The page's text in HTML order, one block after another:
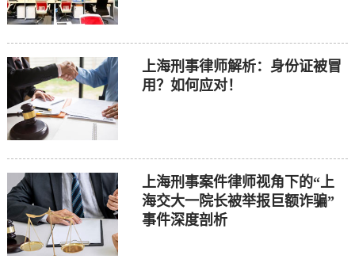
上海刑事律师解析：身份证被冒
用？如何应对！
上海刑事案件律师视角下的“上
海交大一院长被举报巨额诈骗”
事件深度剖析